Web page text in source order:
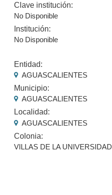
Clave institución:
No Disponible
Institución:
No Disponible
Entidad:
AGUASCALIENTES
Municipio:
AGUASCALIENTES
Localidad:
AGUASCALIENTES
Colonia:
VILLAS DE LA UNIVERSIDAD